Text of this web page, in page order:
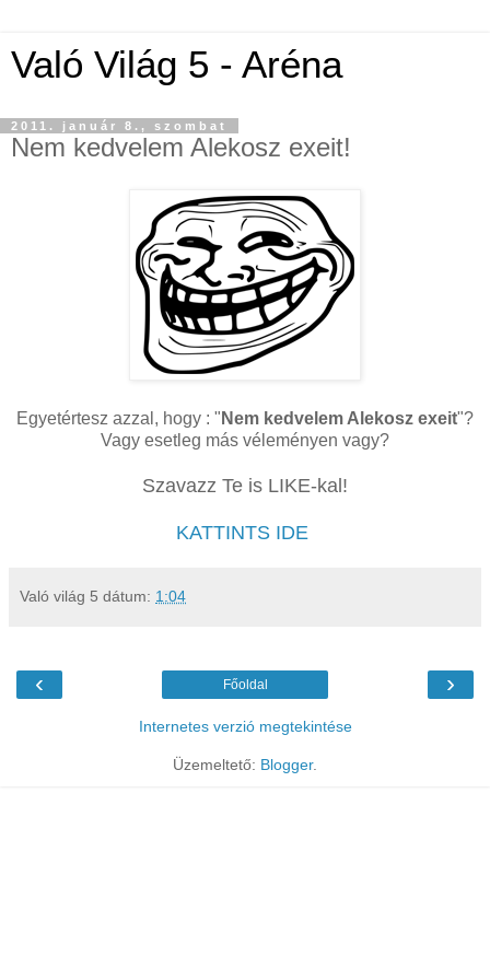
Való Világ 5 - Aréna
2011. január 8., szombat
Nem kedvelem Alekosz exeit!
Egyetértesz azzal, hogy : " Nem kedvelem Alekosz exeit"?
Vagy esetleg más véleményen vagy?
Szavazz Te is LIKE-kal!
KATTINTS IDE
Való világ 5 dátum: 1:04
‹ ›
Főoldal
Internetes verzió megtekintése
Üzemeltető: Blogger.